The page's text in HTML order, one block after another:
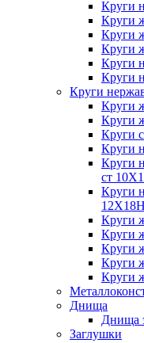
Круги
Круги
Круги
Круги
Круги
Круги
Круги
Круги
Круги
Круги
Круги
Круги
ст
Круги
Круги
Круги
Круги
Круги
Круги
Днища
Днища
Заглушки